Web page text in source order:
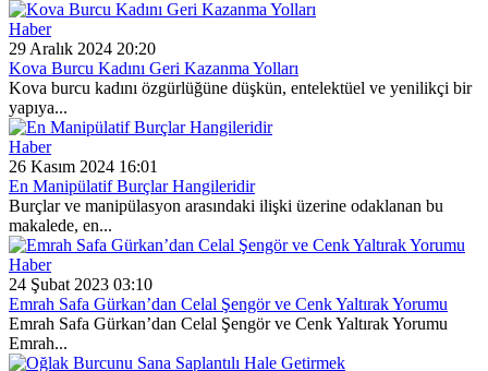
Haber
29 Aralık 2024 20:20
Kova Burcu Kadını Geri Kazanma Yolları
Kova burcu kadını özgürlüğüne düşkün, entelektüel ve yenilikçi bir
yapıya...
Haber
26 Kasım 2024 16:01
En Manipülatif Burçlar Hangileridir
Burçlar ve manipülasyon arasındaki ilişki üzerine odaklanan bu
makalede, en...
Haber
24 Şubat 2023 03:10
Emrah Safa Gürkan’dan Celal Şengör ve Cenk Yaltırak Yorumu
Emrah Safa Gürkan’dan Celal Şengör ve Cenk Yaltırak Yorumu
Emrah...